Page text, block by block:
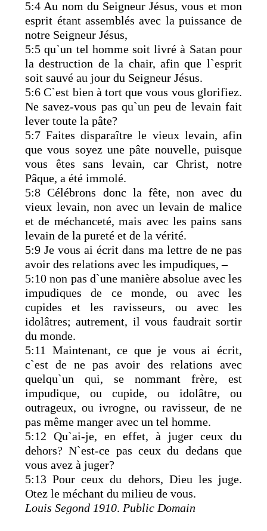
5:4 Au nom du Seigneur Jésus, vous et mon
esprit étant assemblés avec la puissance de
notre Seigneur Jésus,
5:5 qu`un tel homme soit livré à Satan pour
la destruction de la chair, afin que l`esprit
soit sauvé au jour du Seigneur Jésus.
5:6 C`est bien à tort que vous vous glorifiez.
Ne savez-vous pas qu`un peu de levain fait
lever toute la pâte?
5:7 Faites disparaître le vieux levain, afin
que vous soyez une pâte nouvelle, puisque
vous êtes sans levain, car Christ, notre
Pâque, a été immolé.
5:8 Célébrons donc la fête, non avec du
vieux levain, non avec un levain de malice
et de méchanceté, mais avec les pains sans
levain de la pureté et de la vérité.
5:9 Je vous ai écrit dans ma lettre de ne pas
avoir des relations avec les impudiques, –
5:10 non pas d`une manière absolue avec les
impudiques de ce monde, ou avec les
cupides et les ravisseurs, ou avec les
idolâtres; autrement, il vous faudrait sortir
du monde.
5:11 Maintenant, ce que je vous ai écrit,
c`est de ne pas avoir des relations avec
quelqu`un qui, se nommant frère, est
impudique, ou cupide, ou idolâtre, ou
outrageux, ou ivrogne, ou ravisseur, de ne
pas même manger avec un tel homme.
5:12 Qu`ai-je, en effet, à juger ceux du
dehors? N`est-ce pas ceux du dedans que
vous avez à juger?
5:13 Pour ceux du dehors, Dieu les juge.
Otez le méchant du milieu de vous.
Louis Segond 1910. Public Domain